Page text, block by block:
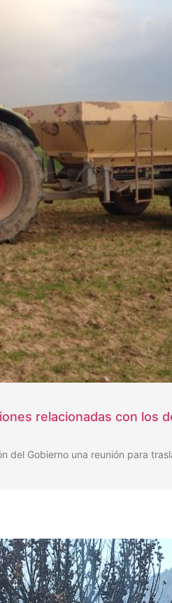
relacionadas con los
del Gobierno una reunión para